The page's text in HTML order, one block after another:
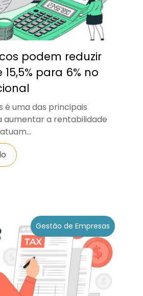
podem reduzir
para 6% no
é uma das principais
aumentar a rentabilidade
Gestão de Empresas